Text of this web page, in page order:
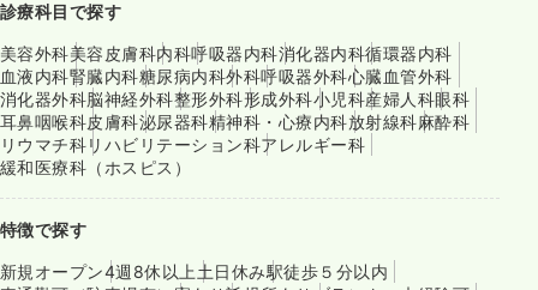
診療科目で探す
美容外科美容皮膚科内科呼吸器内科消化器内科循環器内科
血液内科腎臓内科糖尿病内科外科呼吸器外科心臓血管外科
消化器外科脳神経外科整形外科形成外科小児科産婦人科眼科
耳鼻咽喉科皮膚科泌尿器科精神科・心療内科放射線科麻酔科
リウマチ科リハビリテーション科アレルギー科
緩和医療科（ホスピス）
特徴で探す
新規オープン4週8休以上 土日休み駅徒歩５分以内